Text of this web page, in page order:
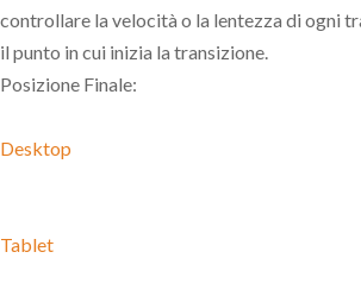
controllare la velocità o la lentezza di ogni
il punto in cui inizia la transizione.
Posizione Finale:
Desktop
Tablet